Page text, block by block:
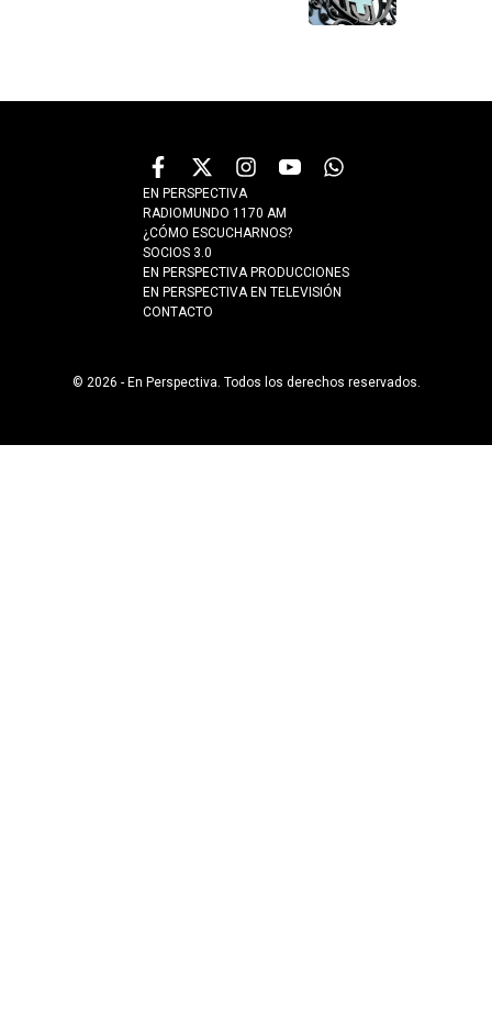
EN PERSPECTIVA
RADIOMUNDO 1170 AM
¿CÓMO ESCUCHARNOS?
SOCIOS 3.0
EN PERSPECTIVA PRODUCCIONES
EN PERSPECTIVA EN TELEVISIÓN
CONTACTO
© 2026 - En Perspectiva. Todos los derechos reservados.